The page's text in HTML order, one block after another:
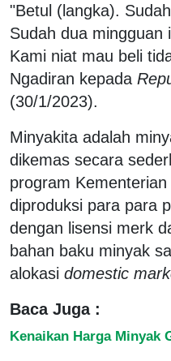
"Betul (langka).
Sudah dua mingguan
Kami niat mau beli
Ngadiran kepada
(30/1/2023).
Minyakita adalah
dikemas secara
program
diproduksi para para
dengan lisensi merk
bahan baku minyak
alokasi domestic
Baca Juga :
Kenaikan Harga Minyak